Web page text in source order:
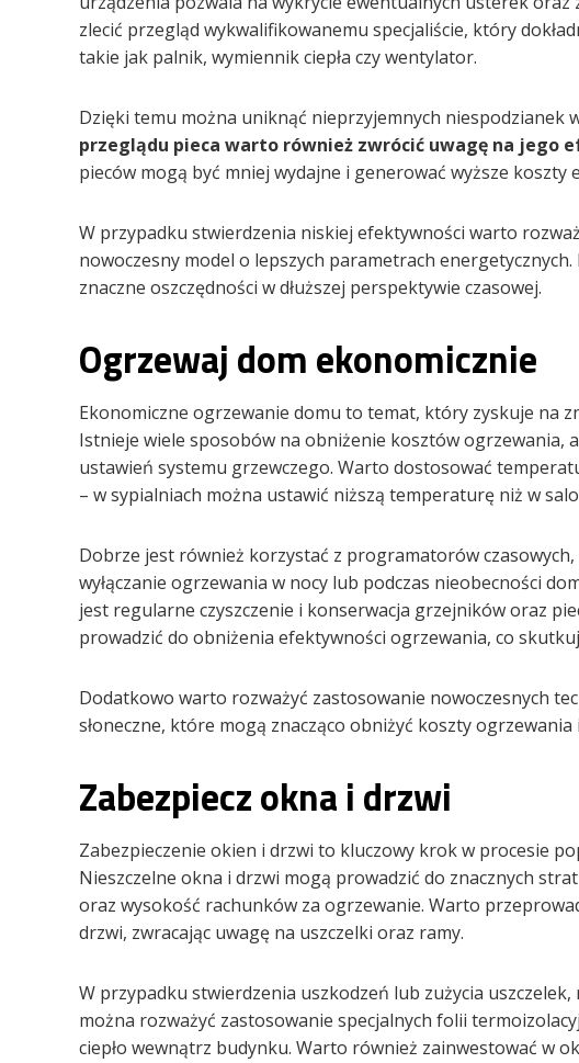
zlecić przegląd wykwalifikowanemu specjaliście, który
takie jak palnik, wymiennik ciepła czy wentylator.
Dzięki temu można uniknąć nieprzyjemnych niespodzianek
przeglądu pieca warto również zwrócić uwagę na jego
pieców mogą być mniej wydajne i generować wyższe koszty
W przypadku stwierdzenia niskiej efektywności warto
nowoczesny model o lepszych parametrach
znaczne oszczędności w dłuższej perspektywie czasowej.
Ogrzewaj dom ekonomicznie
Ekonomiczne ogrzewanie domu to temat, który zyskuje na
Istnieje wiele sposobów na obniżenie kosztów ogrzewania,
ustawień systemu grzewczego. Warto dostosować
– w sypialniach można ustawić niższą temperaturę niż w
Dobrze jest również korzystać z programatorów
wyłączanie ogrzewania w nocy lub podczas nieobecności
jest regularne czyszczenie i konserwacja grzejników oraz
prowadzić do obniżenia efektywności ogrzewania, co
Dodatkowo warto rozważyć zastosowanie nowoczesnych
słoneczne, które mogą znacząco obniżyć koszty
Zabezpiecz okna i drzwi
Zabezpieczenie okien i drzwi to kluczowy krok w procesie
Nieszczelne okna i drzwi mogą prowadzić do znacznych
oraz wysokość rachunków za ogrzewanie. Warto
drzwi, zwracając uwagę na uszczelki oraz ramy.
W przypadku stwierdzenia uszkodzeń lub zużycia
można rozważyć zastosowanie specjalnych folii
ciepło wewnątrz budynku. Warto również zainwestować w